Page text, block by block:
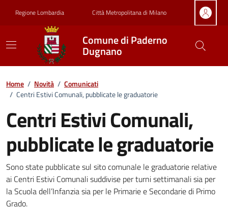
Regione Lombardia Città Metropolitana di Milano
Comune di Paderno
Dugnano
Home / Novità / Comunicati
/ Centri Estivi Comunali, pubblicate le graduatorie
Centri Estivi Comunali,
pubblicate le graduatorie
Dettagli della notizia
Sono state pubblicate sul sito comunale le graduatorie relative
ai Centri Estivi Comunali suddivise per turni settimanali sia per
la Scuola dell’Infanzia sia per le Primarie e Secondarie di Primo
Grado.